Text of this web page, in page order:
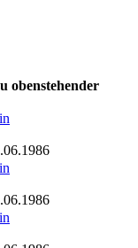
obenstehender